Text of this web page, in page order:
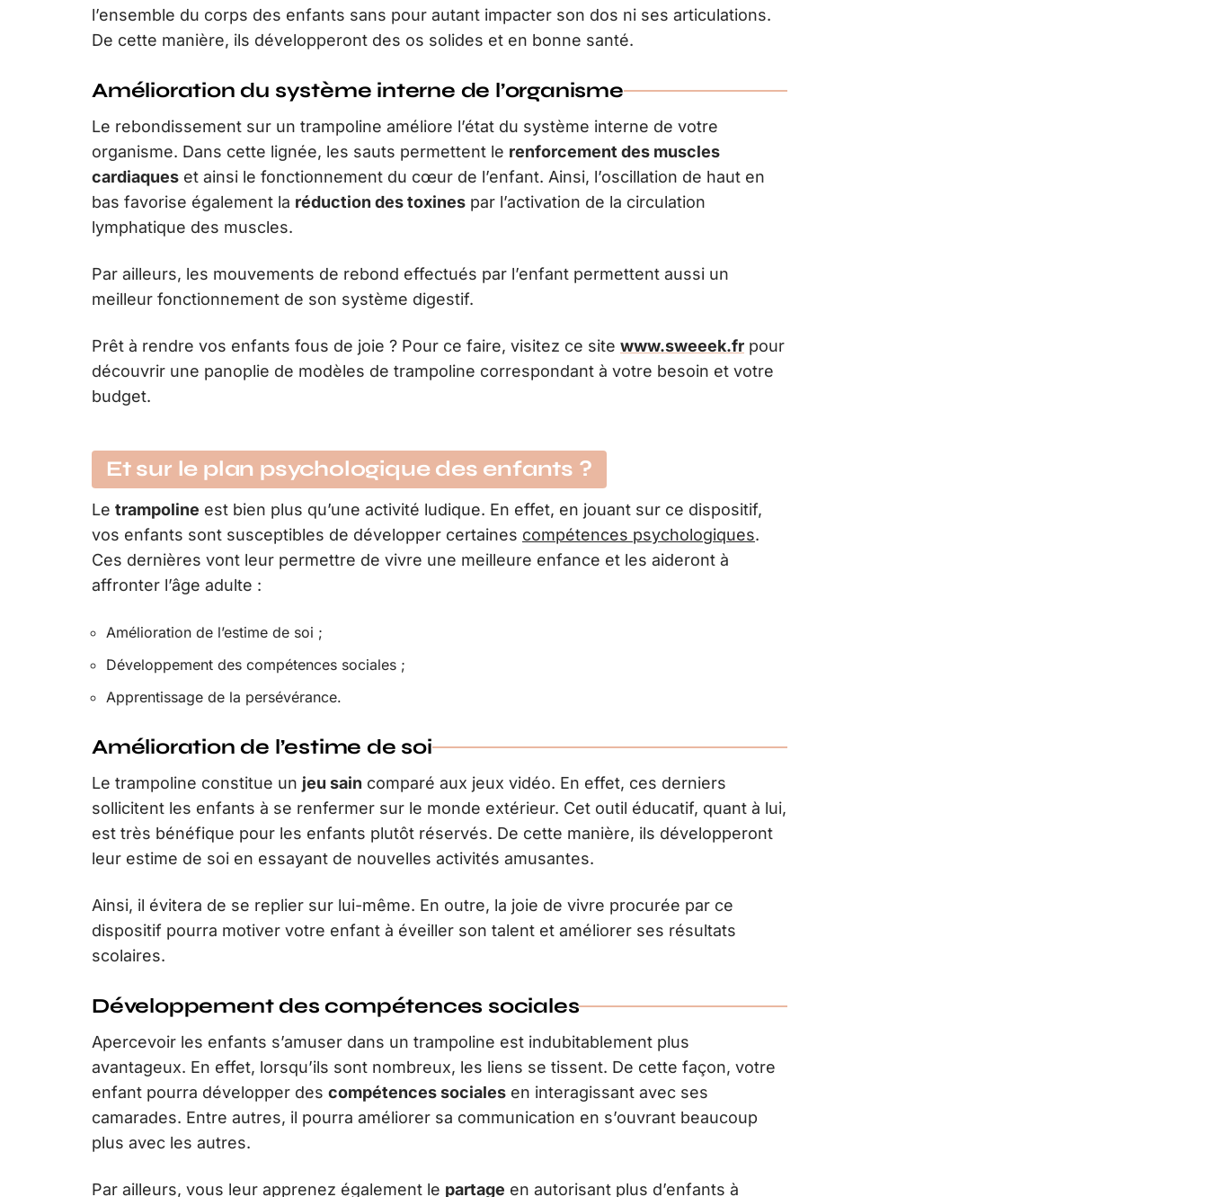
l’ensemble du corps des enfants sans pour autant impacter son dos ni ses articulations.
De cette manière, ils développeront des os solides et en bonne santé.
Amélioration du système interne de l’organisme
Le rebondissement sur un trampoline améliore l’état du système interne de votre
organisme. Dans cette lignée, les sauts permettent le renforcement des muscles
cardiaques et ainsi le fonctionnement du cœur de l’enfant. Ainsi, l’oscillation de haut en
bas favorise également la réduction des toxines par l’activation de la circulation
lymphatique des muscles.
Par ailleurs, les mouvements de rebond effectués par l’enfant permettent aussi un
meilleur fonctionnement de son système digestif.
Prêt à rendre vos enfants fous de joie ? Pour ce faire, visitez ce site www.sweeek.fr pour
découvrir une panoplie de modèles de trampoline correspondant à votre besoin et votre
budget.
Et sur le plan psychologique des enfants ?
Le trampoline est bien plus qu’une activité ludique. En effet, en jouant sur ce dispositif,
vos enfants sont susceptibles de développer certaines compétences psychologiques.
Ces dernières vont leur permettre de vivre une meilleure enfance et les aideront à
affronter l’âge adulte :
Amélioration de l’estime de soi ;
Développement des compétences sociales ;
Apprentissage de la persévérance.
Amélioration de l’estime de soi
Le trampoline constitue un jeu sain comparé aux jeux vidéo. En effet, ces derniers
sollicitent les enfants à se renfermer sur le monde extérieur. Cet outil éducatif, quant à lui,
est très bénéfique pour les enfants plutôt réservés. De cette manière, ils développeront
leur estime de soi en essayant de nouvelles activités amusantes.
Ainsi, il évitera de se replier sur lui-même. En outre, la joie de vivre procurée par ce
dispositif pourra motiver votre enfant à éveiller son talent et améliorer ses résultats
scolaires.
Développement des compétences sociales
Apercevoir les enfants s’amuser dans un trampoline est indubitablement plus
avantageux. En effet, lorsqu’ils sont nombreux, les liens se tissent. De cette façon, votre
enfant pourra développer des compétences sociales en interagissant avec ses
camarades. Entre autres, il pourra améliorer sa communication en s’ouvrant beaucoup
plus avec les autres.
Par ailleurs, vous leur apprenez également le partage en autorisant plus d’enfants à